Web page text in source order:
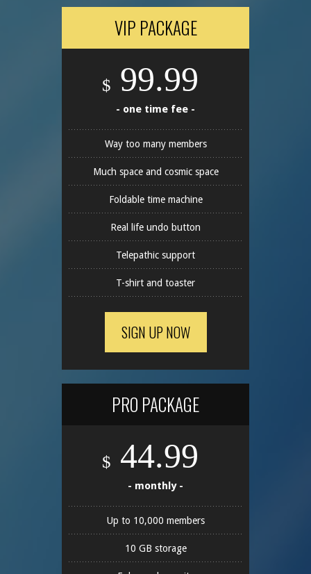
VIP PACKAGE
$ 99.99
- one time fee -
Way too many members
Much space and cosmic space
Foldable time machine
Real life undo button
Telepathic support
T-shirt and toaster
SIGN UP NOW
PRO PACKAGE
$ 44.99
- monthly -
Up to 10,000 members
10 GB storage